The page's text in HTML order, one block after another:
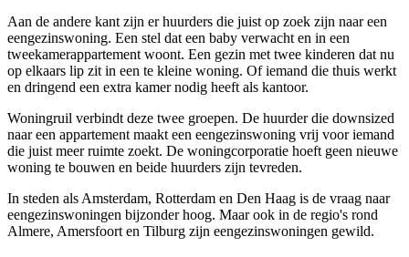
Aan de andere kant zijn er huurders die juist op zoek zijn naar een
eengezinswoning. Een stel dat een baby verwacht en in een
tweekamerappartement woont. Een gezin met twee kinderen dat nu
op elkaars lip zit in een te kleine woning. Of iemand die thuis werkt
en dringend een extra kamer nodig heeft als kantoor.
Woningruil verbindt deze twee groepen. De huurder die downsized
naar een appartement maakt een eengezinswoning vrij voor iemand
die juist meer ruimte zoekt. De woningcorporatie hoeft geen nieuwe
woning te bouwen en beide huurders zijn tevreden.
In steden alsAmsterdam, Rotterdam en Den Haag is de vraag naar
eengezinswoningen bijzonder hoog. Maar ook in de regio's rond
Almere, Amersfoorten Tilburg zijn eengezinswoningen gewild.